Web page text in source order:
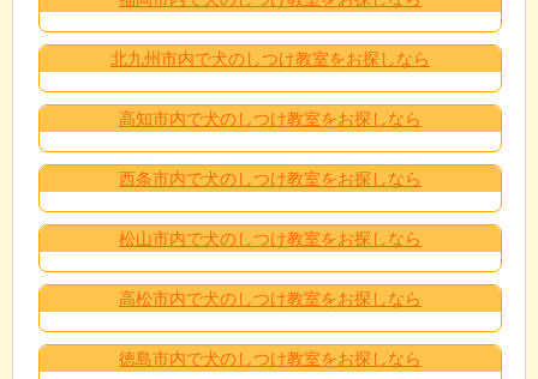
北九州市内で犬のしつけ教室をお探しなら
高知市内で犬のしつけ教室をお探しなら
西条市内で犬のしつけ教室をお探しなら
松山市内で犬のしつけ教室をお探しなら
高松市内で犬のしつけ教室をお探しなら
徳島市内で犬のしつけ教室をお探しなら